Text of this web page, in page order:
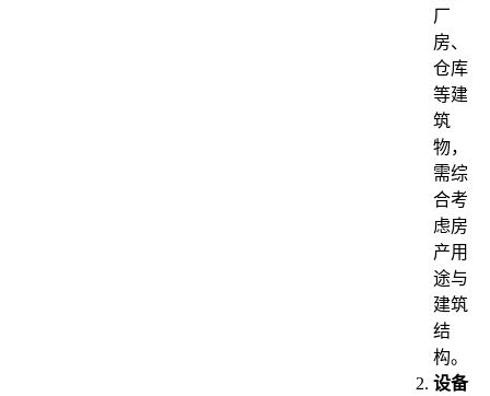
厂
房、
仓库
等建
筑
物，
需综
合考
虑房
产用
途与
建筑
结
构。
设备